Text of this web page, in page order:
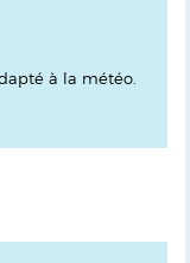
à la météo.